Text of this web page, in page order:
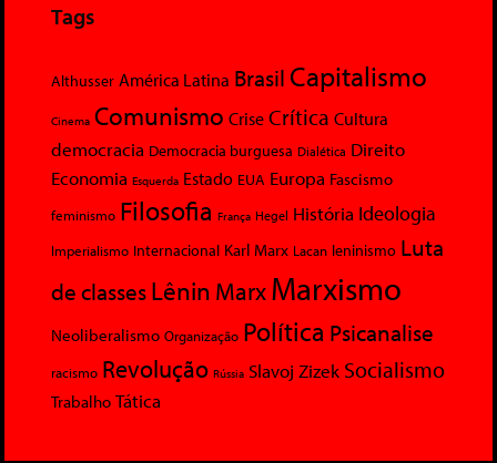
Tags
Althusser América Latina Brasil Capitalismo
Cinema Comunismo Crise Crítica Cultura
democracia Democracia burguesa Dialética Direito
Economia Esquerda Estado EUA Europa Fascismo
feminismo Filosofia França Hegel História Ideologia
Imperialismo Internacional Karl Marx Lacan leninismo Luta
de classesLênin MarxMarxismo
Neoliberalismo Organização Política Psicanalise
racismo Revolução Rússia Slavoj Zizek Socialismo
Trabalho Tática